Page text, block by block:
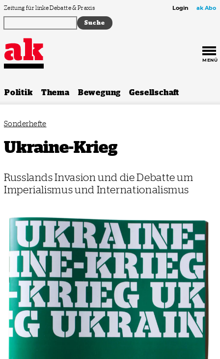
Zum Inhalt springen
Zeitung für linke Debatte & Praxis Login ak Abo
MENÜ
Politik Thema Bewegung Gesellschaft
Sonderhefte
Ukraine-Krieg
Russlands Invasion und die Debatte um
Imperialismus und Internationalismus